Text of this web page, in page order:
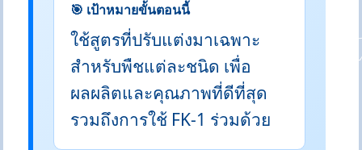
🎯 เป้าหมายขั้นตอนนี้
ใช้สูตรที่ปรับแต่งมาเฉพาะ
สำหรับพืชแต่ละชนิด เพื่อ
ผลผลิตและคุณภาพที่ดีที่สุด
รวมถึงการใช้ FK-1 ร่วมด้วย